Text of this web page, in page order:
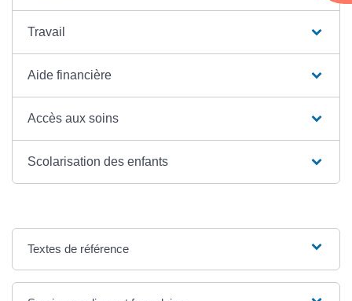
Travail
Aide financière
Accès aux soins
Scolarisation des enfants
Textes de référence